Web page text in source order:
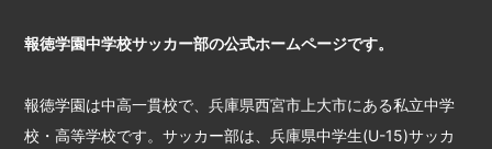
報徳学園中学校サッカー部の公式ホームページです。
報徳学園は中高一貫校で、兵庫県西宮市上大市にある私立中学
校・高等学校です。サッカー部は、兵庫県中学生(U-15)サッカ